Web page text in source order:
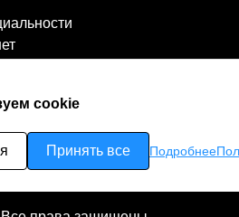
cookie
Принять все Подробнее